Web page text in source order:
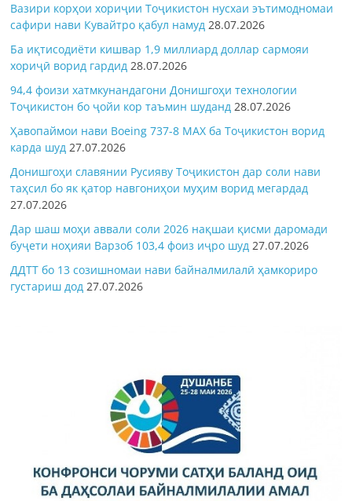
Вазири корҳои хориҷии Тоҷикистон нусхаи эътимодномаи
сафири нави Кувайтро қабул намуд 28.07.2026
Ба иқтисодиёти кишвар 1,9 миллиард доллар сармояи
хориҷӣ ворид гардид 28.07.2026
94,4 фоизи хатмкунандагони Донишгоҳи технологии
Тоҷикистон бо ҷойи кор таъмин шуданд 28.07.2026
Ҳавопаймои нави Boeing 737-8 MAX ба Тоҷикистон ворид
карда шуд 27.07.2026
Донишгоҳи славянии Русияву Тоҷикистон дар соли нави
таҳсил бо як қатор навгониҳои муҳим ворид мегардад
27.07.2026
Дар шаш моҳи аввали соли 2026 нақшаи қисми даромади
буҷети ноҳияи Варзоб 103,4 фоиз иҷро шуд 27.07.2026
ДДТТ бо 13 созишномаи нави байналмилалӣ ҳамкориро
густариш дод 27.07.2026